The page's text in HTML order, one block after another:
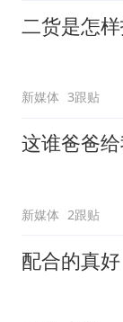
二货是怎
新媒体 3跟贴
这谁爸爸
新媒体 2跟贴
配合的真